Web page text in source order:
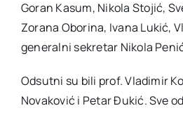
Goran Kasum, Nikola Stojić,
Zorana Oborina, Ivana Lukić,
generalni sekretar Nikola
Odsutni su bili prof. Vladimir
Novaković i Petar Đukić. Sve